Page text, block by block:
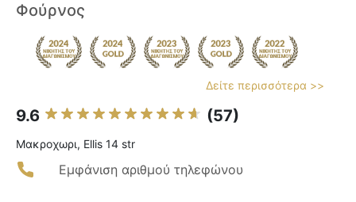
Φούρνος
Δείτε περισσότερα >>
9.6 (57)
Μακροχωρι, Ellis 14 str
Εμφάνιση αριθμού τηλεφώνου